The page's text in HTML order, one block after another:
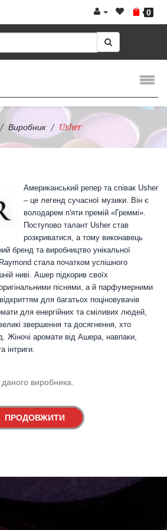
0
Виробник Usher
Американський репер та співак Usher
– це легенд сучасної музики. Він є
володарем п'яти премій «Греммі».
Поступово талант Usher став
розкриватися, а тому виконавець
бренд та виробництво унікальної
стала початком успішного
ниві. Ашер підкорив своїх
піснями, а й парфумерними
для багатьох поціновувачів
для енергійних та сміливих людей,
звершення та досягнення, хто
Жіночі аромати від Ашера, навпаки,
інтриги.
виробника.
ПРОДОВЖИТИ